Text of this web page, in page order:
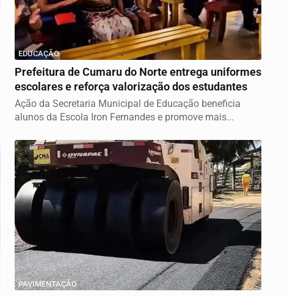
EDUCAÇÃO
Prefeitura de Cumaru do Norte entrega uniformes
escolares e reforça valorização dos estudantes
Ação da Secretaria Municipal de Educação beneficia
alunos da Escola Iron Fernandes e promove mais...
PAVIMENTAÇÃO